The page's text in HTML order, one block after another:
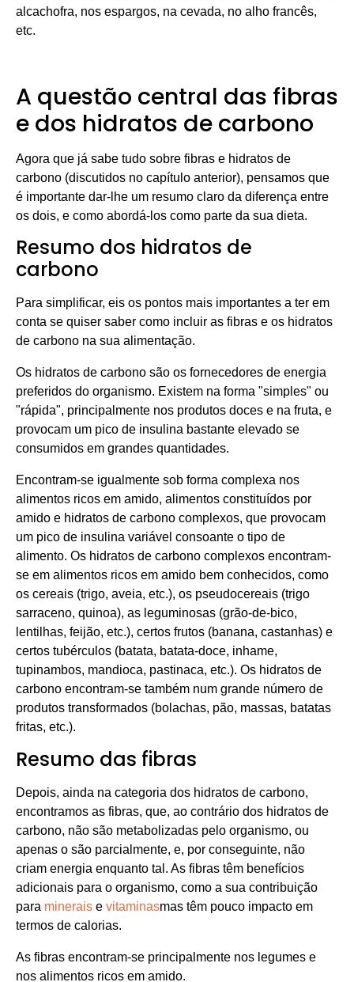
alcachofra, nos espargos, na cevada, no alho francês,
etc.
A questão central das fibras
e dos hidratos de carbono
Agora que já sabe tudo sobre fibras e hidratos de
carbono (discutidos no capítulo anterior), pensamos que
é importante dar-lhe um resumo claro da diferença entre
os dois, e como abordá-los como parte da sua dieta.
Resumo dos hidratos de
carbono
Para simplificar, eis os pontos mais importantes a ter em
conta se quiser saber como incluir as fibras e os hidratos
de carbono na sua alimentação.
Os hidratos de carbono são os fornecedores de energia
preferidos do organismo. Existem na forma "simples" ou
"rápida", principalmente nos produtos doces e na fruta, e
provocam um pico de insulina bastante elevado se
consumidos em grandes quantidades.
Encontram-se igualmente sob forma complexa nos
alimentos ricos em amido, alimentos constituídos por
amido e hidratos de carbono complexos, que provocam
um pico de insulina variável consoante o tipo de
alimento. Os hidratos de carbono complexos encontram-
se em alimentos ricos em amido bem conhecidos, como
os cereais (trigo, aveia, etc.), os pseudocereais (trigo
sarraceno, quinoa), as leguminosas (grão-de-bico,
lentilhas, feijão, etc.), certos frutos (banana, castanhas) e
certos tubérculos (batata, batata-doce, inhame,
tupinambos, mandioca, pastinaca, etc.). Os hidratos de
carbono encontram-se também num grande número de
produtos transformados (bolachas, pão, massas, batatas
fritas, etc.).
Resumo das fibras
Depois, ainda na categoria dos hidratos de carbono,
encontramos as fibras, que, ao contrário dos hidratos de
carbono, não são metabolizadas pelo organismo, ou
apenas o são parcialmente, e, por conseguinte, não
criam energia enquanto tal. As fibras têm benefícios
adicionais para o organismo, como a sua contribuição
para minerais e vitaminasmas têm pouco impacto em
termos de calorias.
As fibras encontram-se principalmente nos legumes e
nos alimentos ricos em amido.